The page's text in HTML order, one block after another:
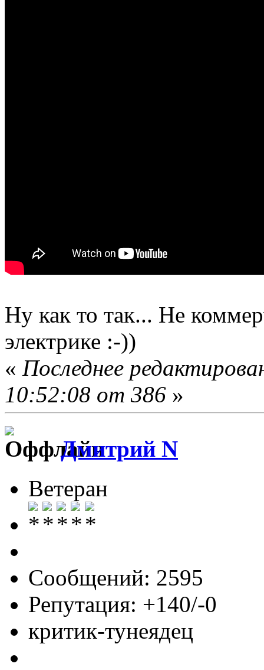
Ну как то так... Не
электрике :-))
« Последнее
10:52:08 от 386 »
Дмитрий N
Ветеран
Сообщений: 2595
Репутация: +140/-0
критик-тунеядец